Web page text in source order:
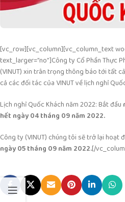
[vc_row][vc_column][vc_column_text
text_larger=”no”]Công ty Cổ Phần Thực
(VINUT) xin trân trọng thông báo tới tất
cả các đối tác của VINUT về lịch nghỉ
Lịch nghỉ Quốc Khách năm 2022: Bắt đầu
hết ngày 04 tháng 09 năm 2022.
Công ty (VINUT) chúng tôi sẽ trở lại hoạt
ngày 05 tháng 09 năm 2022.[/